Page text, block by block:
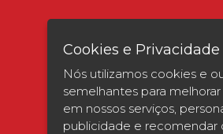
Cookies e Privacidade
Nós utilizamos cookies e
semelhantes para
em nossos serviços,
publicidade e recomendar